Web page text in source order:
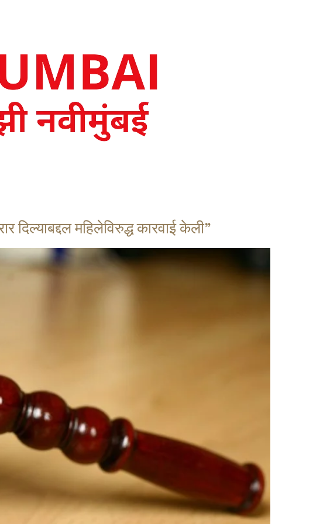
महिलेविरुद्ध कारवाई केली”